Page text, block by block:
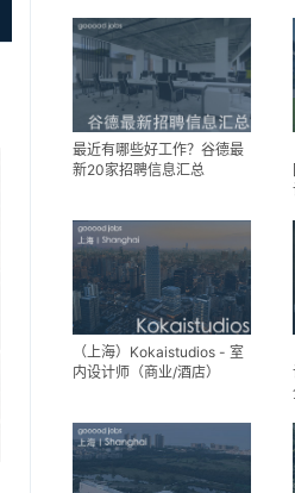
设计师
最近有哪些好工作？谷德最
新20家招聘信息汇总
（上海）Kokaistudios - 室
内设计师（商业/酒店）